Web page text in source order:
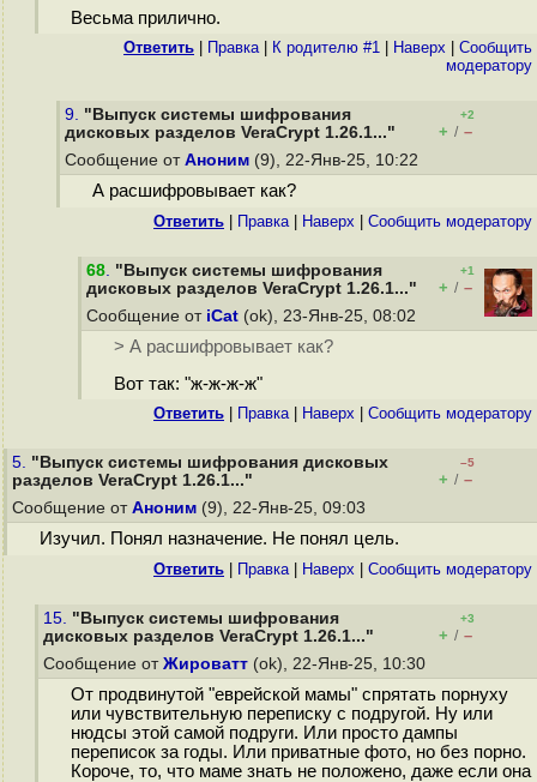
Весьма прилично.
Ответить Правка| К родителю #1 Наверх
Cообщить
модератору
9. "Выпуск системы шифрования
дисковых разделов VeraCrypt 1.26.1..."
+2
+ / –
Сообщение от Аноним (9), 22-Янв-25, 10:22
А расшифровывает как?
Ответить Правка| Наверх Cообщить модератору
68. "Выпуск системы шифрования
дисковых разделов VeraCrypt 1.26.1..."
+1
+ / –
Сообщение от iCat (ok), 23-Янв-25, 08:02
> А расшифровывает как?
Вот так: "ж-ж-ж-ж"
Ответить Правка| Наверх Cообщить модератору
5. "Выпуск системы шифрования дисковых
разделов VeraCrypt 1.26.1..."
–5
+ / –
Сообщение от Аноним (9), 22-Янв-25, 09:03
Изучил. Понял назначение. Не понял цель.
Ответить Правка| Наверх Cообщить модератору
15. "Выпуск системы шифрования
дисковых разделов VeraCrypt 1.26.1..."
+3
+ / –
Сообщение от Жироватт (ok), 22-Янв-25, 10:30
От продвинутой "еврейской мамы" спрятать порнуху
или чувствительную переписку с подругой. Ну или
нюдсы этой самой подруги. Или просто дампы
переписок за годы. Или приватные фото, но без порно.
Короче, то, что маме знать не положено, даже если она